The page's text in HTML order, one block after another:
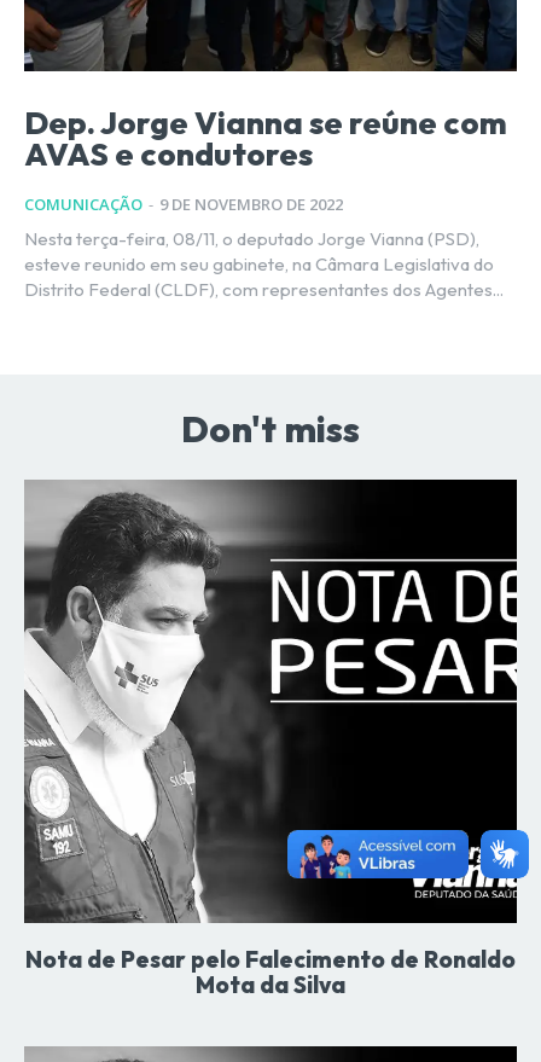
Dep. Jorge Vianna se reúne com
AVAS e condutores
COMUNICAÇÃO - 9 DE NOVEMBRO DE 2022
Nesta terça-feira, 08/11, o deputado Jorge Vianna (PSD),
esteve reunido em seu gabinete, na Câmara Legislativa do
Distrito Federal (CLDF), com representantes dos Agentes...
Don't miss
Nota de Pesar pelo Falecimento de Ronaldo
Mota da Silva